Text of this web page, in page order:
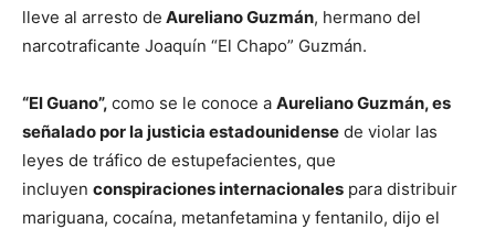
lleve al arresto de Aureliano Guzmán, hermano del
narcotraficante Joaquín “El Chapo” Guzmán.
“El Guano”, como se le conoce a Aureliano Guzmán, es
señalado por la justicia estadounidense de violar las
leyes de tráfico de estupefacientes, que
incluyen conspiraciones internacionales para distribuir
mariguana, cocaína, metanfetamina y fentanilo, dijo el